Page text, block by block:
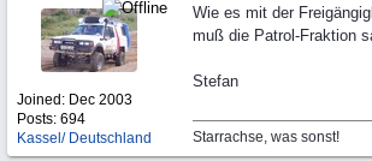
Joined: Dec 2003
Posts: 694
Kassel/ Deutschland
Wie es mit der
muß die Patrol-Fraktion
Stefan
Starrachse, was sonst!